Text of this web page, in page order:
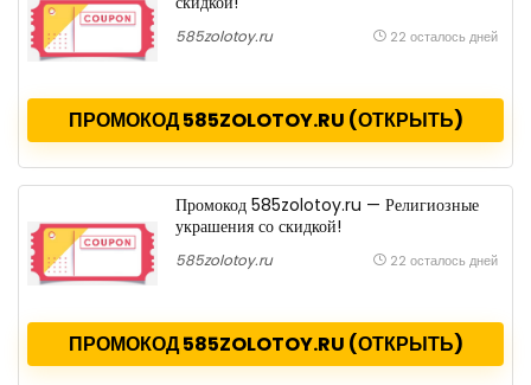
585zolotoy.ru 22 осталось дней
ПРОМОКОД 585ZOLOTOY.RU (ОТКРЫТЬ)
Промокод 585zolotoy.ru — Религиозные
украшения со скидкой!
585zolotoy.ru 22 осталось дней
ПРОМОКОД 585ZOLOTOY.RU (ОТКРЫТЬ)